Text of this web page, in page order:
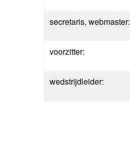
secretaris, webmaster:
voorzitter:
wedstrijdleider: